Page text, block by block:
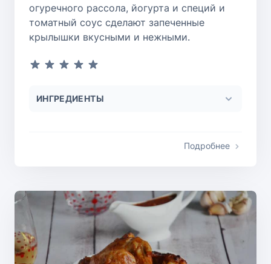
огуречного рассола, йогурта и специй и
томатный соус сделают запеченные
крылышки вкусными и нежными.
ИНГРЕДИЕНТЫ
Подробнее